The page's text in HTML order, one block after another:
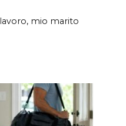
mio marito